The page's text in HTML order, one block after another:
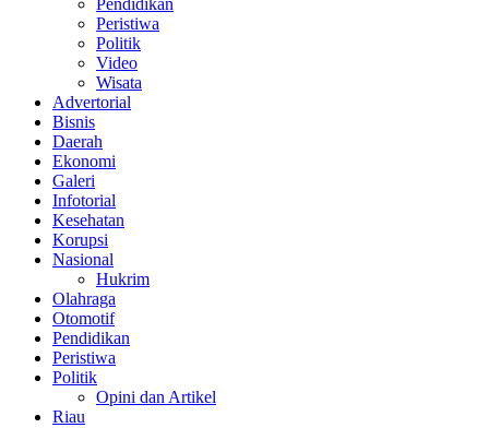
Pendidikan
Peristiwa
Politik
Video
Wisata
Advertorial
Bisnis
Daerah
Ekonomi
Galeri
Infotorial
Kesehatan
Korupsi
Nasional
Hukrim
Olahraga
Otomotif
Pendidikan
Peristiwa
Politik
Opini dan Artikel
Riau